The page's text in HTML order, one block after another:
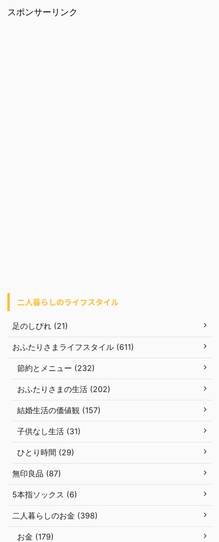
スポンサーリンク
二人暮らしのライフスタイル
足のしびれ (21)
おふたりさまライフスタイル (611)
節約とメニュー (232)
おふたりさまの生活 (202)
結婚生活の価値観 (157)
子供なし生活 (31)
ひとり時間 (29)
無印良品 (87)
5本指ソックス (6)
二人暮らしのお金 (398)
お金 (179)